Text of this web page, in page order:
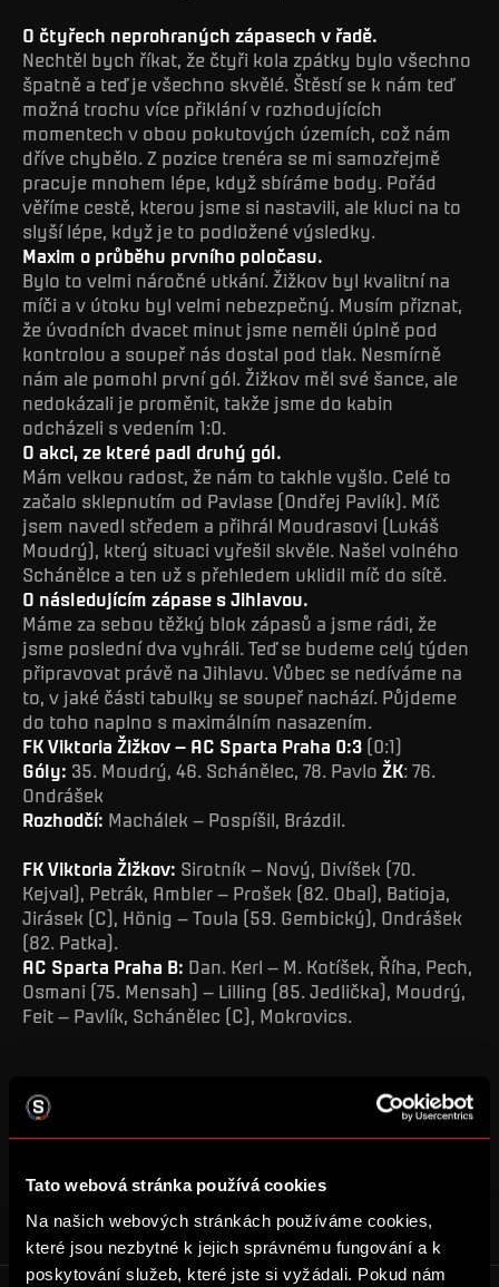
Tato webová stránka používá cookies
Na našich webových stránkách používáme cookies,
které jsou nezbytné k jejich správnému fungování a k
poskytování služeb, které jste si vyžádali. Pokud nám
O čtyřech neprohraných zápasech v řadě.
Nechtěl bych říkat, že čtyři kola zpátky bylo všechno
špatně a teď je všechno skvělé. Štěstí se k nám teď
možná trochu více přiklání v rozhodujících
momentech v obou pokutových územích, což nám
dříve chybělo. Z pozice trenéra se mi samozřejmě
pracuje mnohem lépe, když sbíráme body. Pořád
věříme cestě, kterou jsme si nastavili, ale kluci na to
slyší lépe, když je to podložené výsledky.
Maxim o průběhu prvního poločasu.
Bylo to velmi náročné utkání. Žižkov byl kvalitní na
míči a v útoku byl velmi nebezpečný. Musím přiznat,
že úvodních dvacet minut jsme neměli úplně pod
kontrolou a soupeř nás dostal pod tlak. Nesmírně
nám ale pomohl první gól. Žižkov měl své šance, ale
nedokázali je proměnit, takže jsme do kabin
odcházeli s vedením 1:0.
O akci, ze které padl druhý gól.
Mám velkou radost, že nám to takhle vyšlo. Celé to
začalo sklepnutím od Pavlase (Ondřej Pavlík). Míč
jsem navedl středem a přihrál Moudrasovi (Lukáš
Moudrý), který situaci vyřešil skvěle. Našel volného
Schánělce a ten už s přehledem uklidil míč do sítě.
O následujícím zápase s Jihlavou.
Máme za sebou těžký blok zápasů a jsme rádi, že
jsme poslední dva vyhráli. Teď se budeme celý týden
připravovat právě na Jihlavu. Vůbec se nedíváme na
to, v jaké části tabulky se soupeř nachází. Půjdeme
do toho naplno s maximálním nasazením.
FK Viktoria Žižkov – AC Sparta Praha 0:3 (0:1)
Góly: 35. Moudrý, 46. Schánělec, 78. Pavlo ŽK: 76.
Ondrášek
Rozhodčí: Machálek – Pospíšil, Brázdil.
FK Viktoria Žižkov: Sirotník – Nový, Divíšek (70.
Kejval), Petrák, Ambler – Prošek (82. Obal), Batioja,
Jirásek (C), Hönig – Toula (59. Gembický), Ondrášek
(82. Patka).
AC Sparta Praha B: Dan. Kerl – M. Kotíšek, Říha, Pech,
Osmani (75. Mensah) – Lilling (85. Jedlička), Moudrý,
Feit – Pavlík, Schánělec (C), Mokrovics.
MUŽI B
Reklama